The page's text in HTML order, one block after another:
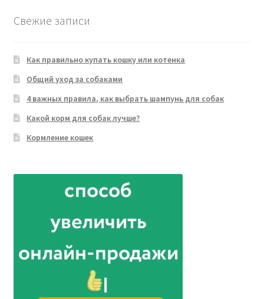
Свежие записи
Как правильно купать кошку или котенка
Общий уход за собаками
4 важных правила, как выбрать шампунь для собак
Какой корм для собак лучше?
Кормление кошек